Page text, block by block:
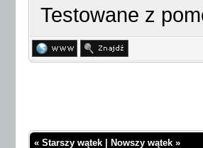
Testowane z
« Starszy wątek Nowszy wątek »